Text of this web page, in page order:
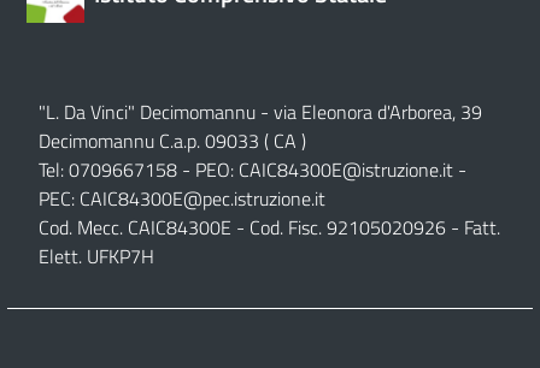
"L. Da Vinci" Decimomannu - via Eleonora d'Arborea, 39
Decimomannu C.a.p. 09033 ( CA )
Tel: 0709667158 - PEO: CAIC84300E@istruzione.it -
PEC: CAIC84300E@pec.istruzione.it
Cod. Mecc. CAIC84300E - Cod. Fisc. 92105020926 - Fatt.
Elett. UFKP7H